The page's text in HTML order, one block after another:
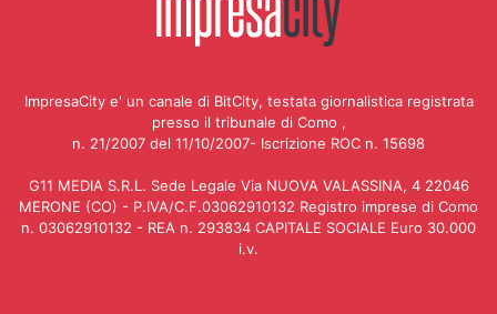
ImpresaCity e' un canale di BitCity, testata giornalistica registrata
presso il tribunale di Como ,
n. 21/2007 del 11/10/2007- Iscrizione ROC n. 15698
G11 MEDIA S.R.L. Sede Legale Via NUOVA VALASSINA, 4 22046
MERONE (CO) - P.IVA/C.F.03062910132 Registro imprese di Como
n. 03062910132 - REA n. 293834 CAPITALE SOCIALE Euro 30.000
i.v.